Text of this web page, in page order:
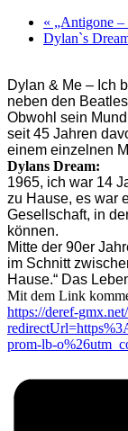
« „Antigone –
Dylan`s
Dylan & Me – Ich
neben den
Obwohl sein
seit 45 Jahren
einem einzelnen
Dylans Dream:
1965, ich war 14
zu Hause, es war
Gesellschaft, in
können.
Mitte der 90er
im Schnitt
Hause.“ Das
Mit dem Link
https://deref-
prom-lb-